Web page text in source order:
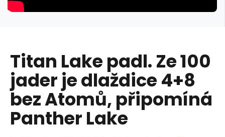
Titan Lake padl. Ze 100
jader je dlaždice 4+8
bez Atomů, připomíná
Panther Lake